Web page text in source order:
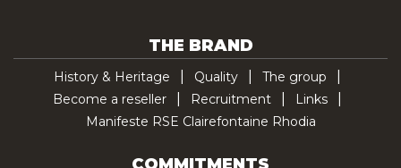
THE BRAND
History & Heritage Quality
The group
Become a reseller
Recruitment
Links
Manifeste RSE Clairefontaine Rhodia